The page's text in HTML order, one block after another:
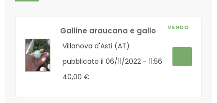
VENDO
Galline araucana e gallo
Villanova d'Asti (AT)
pubblicato il 06/11/2022 - 11:56
40,00 €